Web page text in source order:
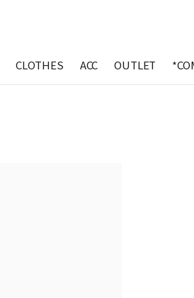
CLOTHES ACC OUTLET